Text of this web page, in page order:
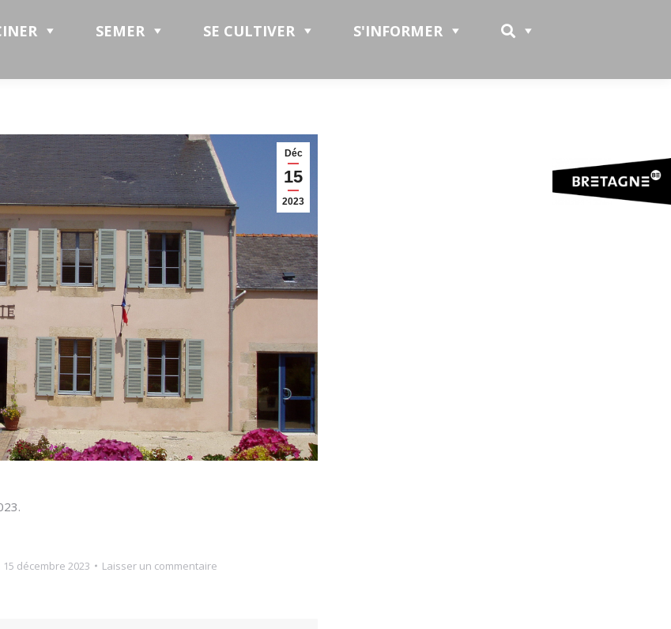
SEMER SE CULTIVER S'INFORMER
Déc
15
2023
15 décembre 2023 Laisser un commentaire